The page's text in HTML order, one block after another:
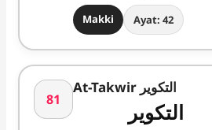
Makki Ayat: 42
81
At-Takwir التکویر
التکویر